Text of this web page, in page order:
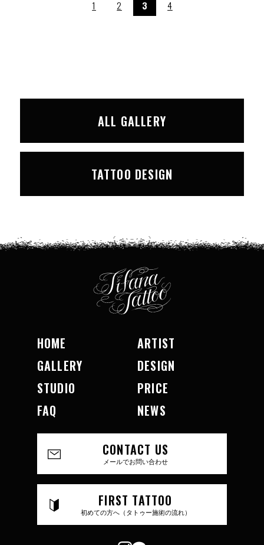
1 2 3 4
ALL GALLERY
TATTOO DESIGN
HOME
ARTIST
GALLERY
DESIGN
STUDIO
PRICE
FAQ
NEWS
CONTACT US
メールでお問い合わせ
FIRST TATTOO
初めての方へ（タトゥー施術の流れ）